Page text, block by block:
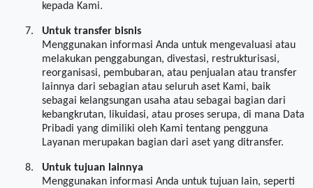
kepada Kami.
7.
Untuk transfer bisnis
Menggunakan informasi Anda untuk mengevaluasi atau
melakukan penggabungan, divestasi, restrukturisasi,
reorganisasi, pembubaran, atau penjualan atau transfer
lainnya dari sebagian atau seluruh aset Kami, baik
sebagai kelangsungan usaha atau sebagai bagian dari
kebangkrutan, likuidasi, atau proses serupa, di mana Data
Pribadi yang dimiliki oleh Kami tentang pengguna
Layanan merupakan bagian dari aset yang ditransfer.
8.
Untuk tujuan lainnya
Menggunakan informasi Anda untuk tujuan lain, seperti